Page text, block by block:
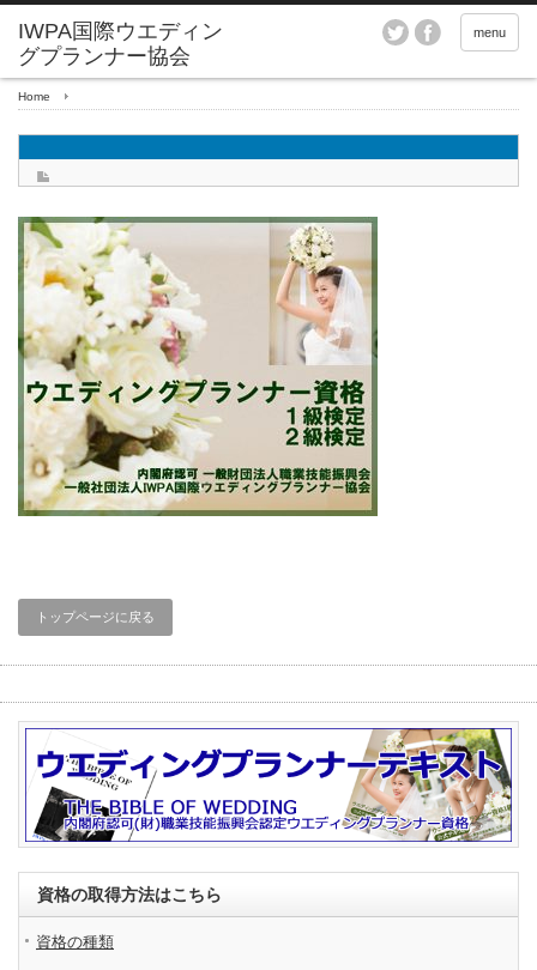
menu
Home
トップページに戻る
資格の取得方法はこちら
資格の種類